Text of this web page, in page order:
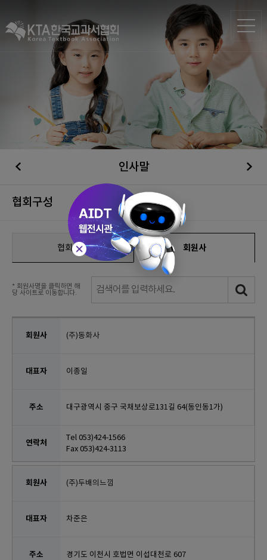
인사말
협회구성
협회구성 회원사
* 회원사명을 클릭하면 해
당 사이트로 이동합니다.
(주)동화사
이종일
대구광역시 중구 국채보상로131길 64(동인동1가)
Tel 053)424-1566
Fax 053)424-3113
(주)두배의느낌
차준은
경기도 이천시 호법면 이섭대천로 607